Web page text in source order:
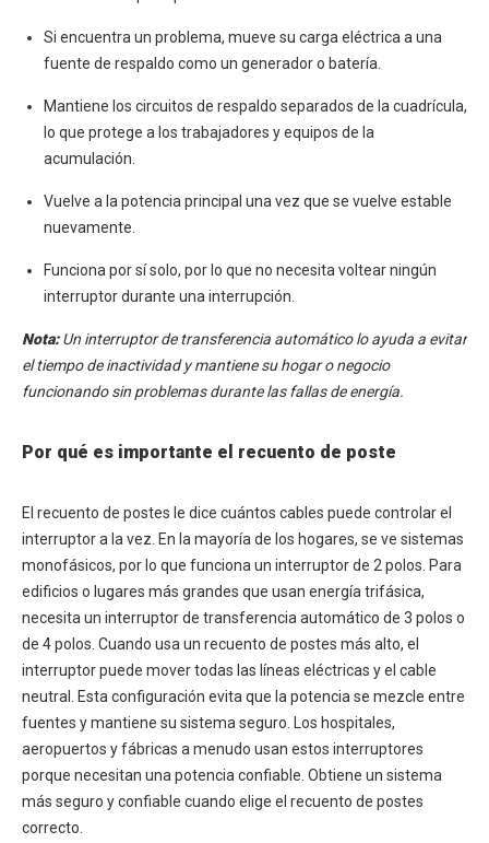
Si encuentra un problema, mueve su carga eléctrica a una
fuente de respaldo como un generador o batería.
Mantiene los circuitos de respaldo separados de la cuadrícula,
lo que protege a los trabajadores y equipos de la
acumulación.
Vuelve a la potencia principal una vez que se vuelve estable
nuevamente.
Funciona por sí solo, por lo que no necesita voltear ningún
interruptor durante una interrupción.
Nota:Un interruptor de transferencia automático lo ayuda a evitar
el tiempo de inactividad y mantiene su hogar o negocio
funcionando sin problemas durante las fallas de energía.
Por qué es importante el recuento de poste
El recuento de postes le dice cuántos cables puede controlar el
interruptor a la vez. En la mayoría de los hogares, se ve sistemas
monofásicos, por lo que funciona un interruptor de 2 polos. Para
edificios o lugares más grandes que usan energía trifásica,
necesita un interruptor de transferencia automático de 3 polos o
de 4 polos. Cuando usa un recuento de postes más alto, el
interruptor puede mover todas las líneas eléctricas y el cable
neutral. Esta configuración evita que la potencia se mezcle entre
fuentes y mantiene su sistema seguro. Los hospitales,
aeropuertos y fábricas a menudo usan estos interruptores
porque necesitan una potencia confiable. Obtiene un sistema
más seguro y confiable cuando elige el recuento de postes
correcto.